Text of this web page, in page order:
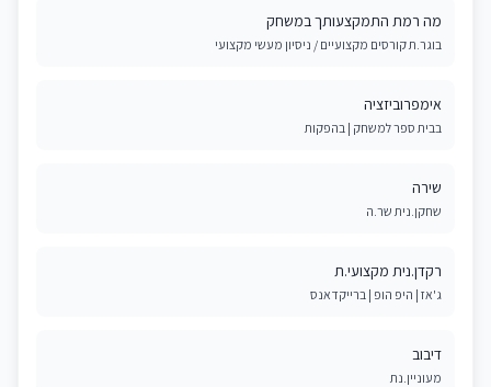
מה רמת התמקצעותך במשחק
בוגר.ת קורסים מקצועיים / ניסיון מעשי מקצועי
אימפרוביזציה
בבית ספר למשחק | בהפקות
שירה
שחקן.נית שר.ה
רקדן.נית מקצועי.ת
ג'אז | היפ הופ | ברייקדאנס
דיבוב
מעוניין.נת